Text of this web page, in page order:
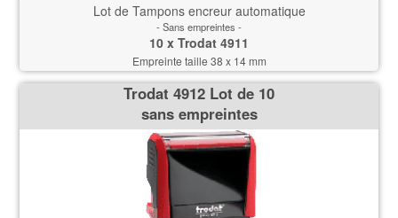
Lot de Tampons encreur automatique
- Sans empreintes -
10 x Trodat 4911
Empreinte taille 38 x 14 mm
Trodat 4912 Lot de 10
sans empreintes